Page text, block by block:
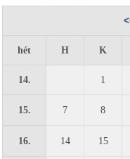
hét H K
14. 1
15. 7 8
16. 14 15